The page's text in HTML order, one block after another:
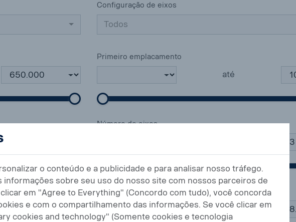
Configuração de eixos
Todos
Primeiro emplacamento
até
Número de eixos
Quilometragem (km)
até
o conteúdo e a publicidade e para analisar nosso tráfego.
informações sobre seu uso do nosso site com nossos parceiros de
em "Agree to Everything" (Concordo com tudo), você concorda
e com o compartilhamento das informações. Se você clicar em
cookies and technology" (Somente cookies e tecnologia